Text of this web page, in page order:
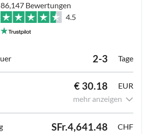
86,147 Bewertungen
4.5
2-3 Tage
€ 30.18
EUR
mehr anzeigen
SFr.4,641.48 CHF